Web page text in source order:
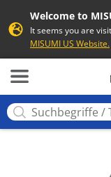
Welcome to
It seems you are
MISUMI US Website.